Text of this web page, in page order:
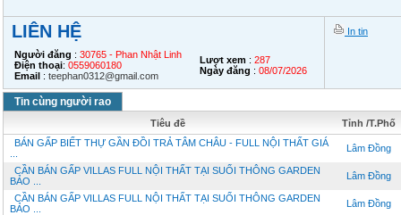
LIÊN HỆ
Người đăng : 30765 - Phan Nhật Linh
Điện thoại: 0559060180
Email : teephan0312@gmail.com
Lượt xem : 287
Ngày đăng : 08/07/2026
In tin
Tin cùng người rao
Tiêu đề
Tỉnh /T.Phố
BÁN GẤP BIẾT THỰ GẦN ĐỒI TRẢ TÂM CHÂU - FULL NỘI THẤT GIÁ
Lâm Đồng
CẦN BÁN GẤP VILLAS FULL NỘI THẤT TẠI SUỐI THÔNG GARDEN
BẢO ...
Lâm Đồng
CẦN BÁN GẤP VILLAS FULL NỘI THẤT TẠI SUỐI THÔNG GARDEN
BẢO ...
Lâm Đồng